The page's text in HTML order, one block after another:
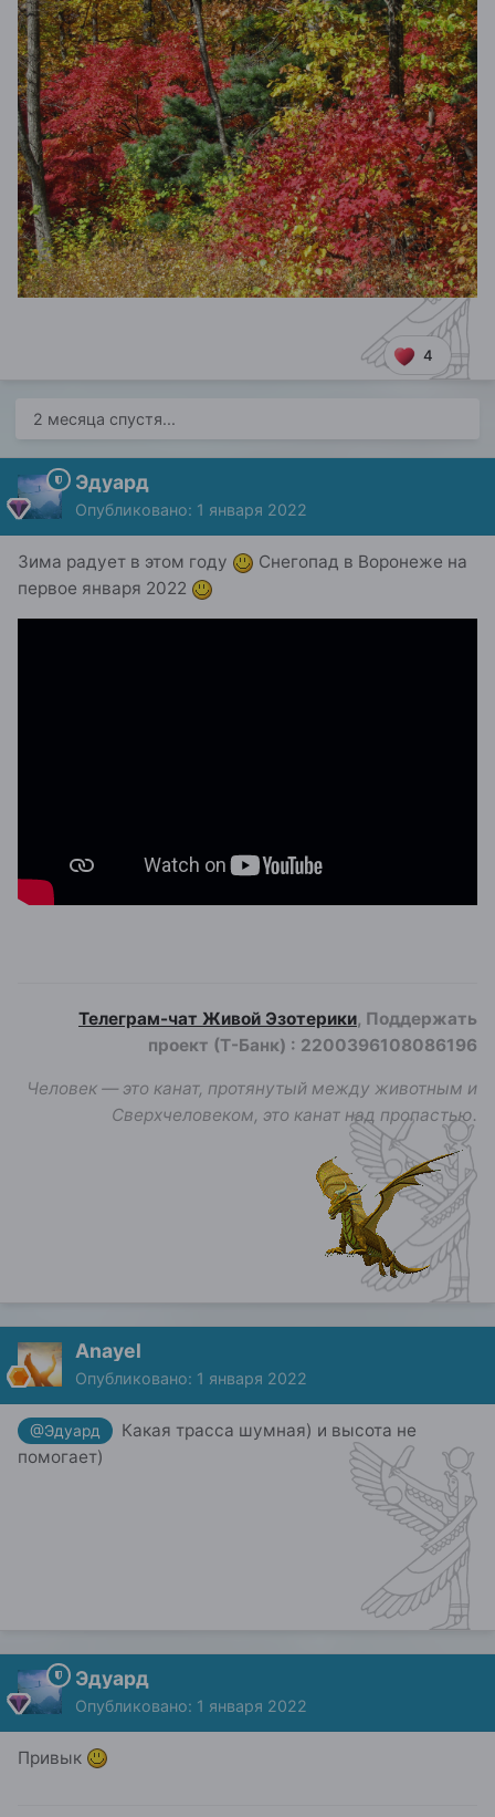
4
2 месяца спустя...
Эдуард
Опубликовано: 1 января 2022
Зима радует в этом году
Снегопад в Воронеже на
первое января 2022
Телеграм-чат Живой Эзотерики, Поддержать
проект (Т-Банк) : 2200396108086196
Человек — это канат, протянутый между животным и
Сверхчеловеком, это канат над пропастью.
Anayel
Опубликовано: 1 января 2022
@Эдуард
Какая трасса шумная) и высота не
помогает)
Эдуард
Опубликовано: 1 января 2022
Привык